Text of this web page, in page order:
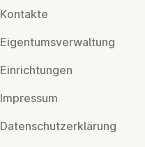
Kontakte
Ei­gen­tums­ver­wal­tung
Ein­rich­tun­gen
Impressum
Da­ten­schutz­er­klä­rung